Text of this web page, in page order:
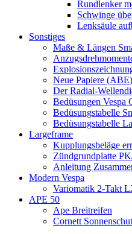
Rundlenker
Schwinge
Lenksäule
Sonstiges
Maße & Längen
Neue Papiere (ABE)
Der Radial-
Bedüsungen Vespa
Bedüsungstabelle
Bedüsungstabelle
Largeframe
Kupplungsbeläge
Zündgrundplatte
Anleitung
Modern Vespa
Variomatik 2-Takt
APE 50
Ape Breitreifen
Cornett